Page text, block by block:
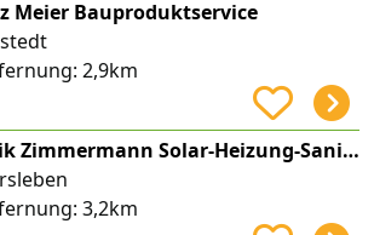
Meier Bauproduktservice
2,9km
Maik Zimmermann Solar-Heizung-Sanitär shs Zimmermann
3,2km